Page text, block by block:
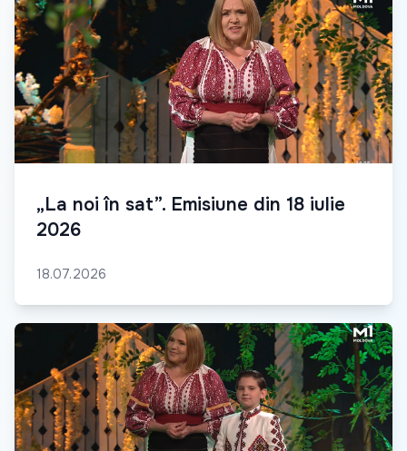
„La noi în sat”. Emisiune din 18 iulie
2026
18.07.2026